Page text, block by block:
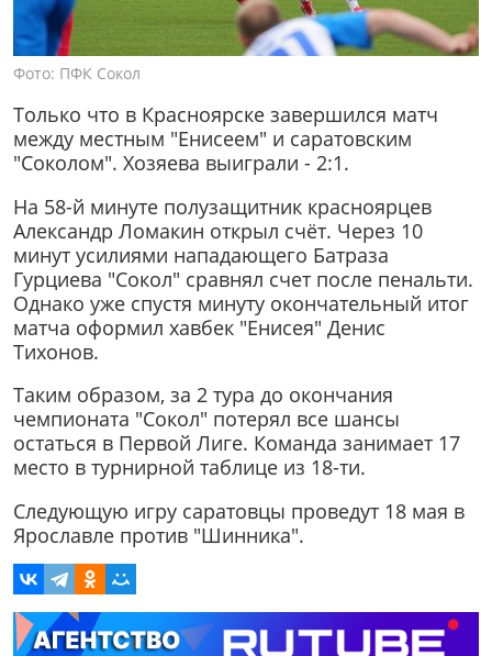
Фото: ПФК Сокол
Только что в Красноярске завершился матч
между местным "Енисеем" и саратовским
"Соколом". Хозяева выиграли - 2:1.
На 58-й минуте полузащитник красноярцев
Александр Ломакин открыл счёт. Через 10
минут усилиями нападающего Батраза
Гурциева "Сокол" сравнял счет после пенальти.
Однако уже спустя минуту окончательный итог
матча оформил хавбек "Енисея" Денис
Тихонов.
Таким образом, за 2 тура до окончания
чемпионата "Сокол" потерял все шансы
остаться в Первой Лиге. Команда занимает 17
место в турнирной таблице из 18-ти.
Следующую игру саратовцы проведут 18 мая в
Ярославле против "Шинника".